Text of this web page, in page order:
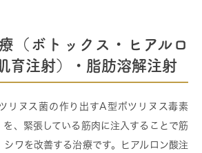
（ボトックス・ヒアルロ
育注射）・脂肪溶解注射
リヌス菌の作り出すA型ボツリヌス毒素
を、緊張している筋肉に注入することで筋
シワを改善する治療です。ヒアルロン酸注